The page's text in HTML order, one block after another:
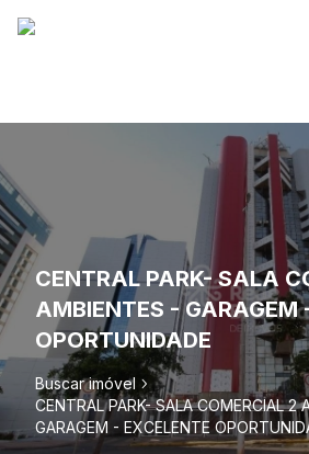
CENTRAL PARK- SALA
AMBIENTES - GARAGEM
OPORTUNIDADE
Buscar imóvel
CENTRAL PARK- SALA COMERCIAL 2
GARAGEM - EXCELENTE